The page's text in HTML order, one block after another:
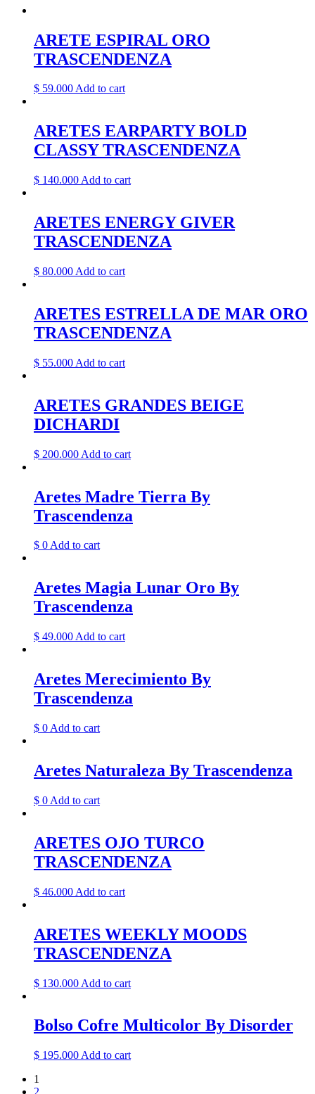
ARETE ESPIRAL ORO
TRASCENDENZA
$ 59.000Add to cart
ARETES EARPARTY BOLD
CLASSY TRASCENDENZA
$ 140.000 Add to cart
ARETES ENERGY GIVER
TRASCENDENZA
$ 80.000 Add to cart
ARETES ESTRELLA DE MAR ORO
TRASCENDENZA
$ 55.000 Add to cart
ARETES GRANDES BEIGE
DICHARDI
$ 200.000 Add to cart
Aretes Madre Tierra By
Trascendenza
$ 0Add to cart
Aretes Magia Lunar Oro By
Trascendenza
$ 49.000 Add to cart
Aretes Merecimiento By
Trascendenza
$ 0 Add to cart
Aretes Naturaleza By Trascendenza
$ 0 Add to cart
ARETES OJO TURCO
TRASCENDENZA
$ 46.000 Add to cart
ARETES WEEKLY MOODS
TRASCENDENZA
$ 130.000 Add to cart
Bolso Cofre Multicolor By Disorder
$ 195.000 Add to cart
1